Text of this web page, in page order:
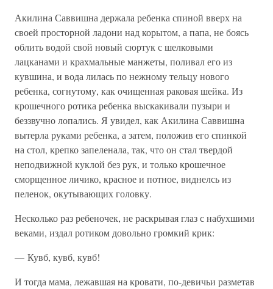
Акилина Саввишна держала ребенка спиной вверх на
своей просторной ладони над корытом, а папа, не боясь
облить водой свой новый сюртук с шелковыми
лацканами и крахмальные манжеты, поливал его из
кувшина, и вода лилась по нежному тельцу нового
ребенка, согнутому, как очищенная раковая шейка. Из
крошечного ротика ребенка выскакивали пузыри и
беззвучно лопались. Я увидел, как Акилина Саввишна
вытерла руками ребенка, а затем, положив его спинкой
на стол, крепко запеленала, так, что он стал твердой
неподвижной куклой без рук, и только крошечное
сморщенное личико, красное и потное, виднелсь из
пеленок, окутывающих головку.
Несколько раз ребеночек, не раскрывая глаз с набухшими
веками, издал ротиком довольно громкий крик:
— Кувб, кувб, кувб!
И тогда мама, лежавшая на кровати, по-девичьи разметав